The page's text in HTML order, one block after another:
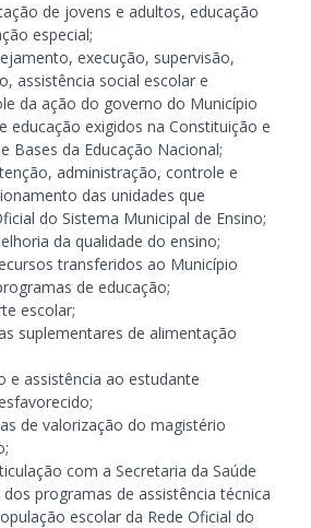
de jovens e adultos, educação
especial;
execução, supervisão,
assistência social escolar e
da ação do governo do Município
educação exigidos na Constituição e
Bases da Educação Nacional;
administração, controle e
das unidades que
do Sistema Municipal de Ensino;
da qualidade do ensino;
transferidos ao Município
de educação;
escolar;
suplementares de alimentação
e assistência ao estudante
de valorização do magistério
com a Secretaria da Saúde
programas de assistência técnica
escolar da Rede Oficial do